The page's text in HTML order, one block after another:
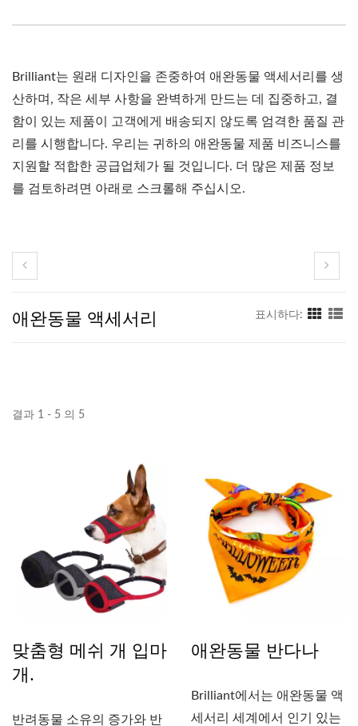
Brilliant는 원래 디자인을 존중하여 애완동물 액세서리를 생
산하며, 작은 세부 사항을 완벽하게 만드는 데 집중하고, 결
함이 있는 제품이 고객에게 배송되지 않도록 엄격한 품질 관
리를 시행합니다. 우리는 귀하의 애완동물 제품 비즈니스를
지원할 적합한 공급업체가 될 것입니다. 더 많은 제품 정보
를 검토하려면 아래로 스크롤해 주십시오.
애완동물 액세서리 표시하다:
결과 1 - 5 의 5
맞춤형 메쉬 개 입마
개.
반려동물 소유의 증가와 반
애완동물 반다나
Brilliant에서는 애완동물 액
세서리 세계에서 인기 있는